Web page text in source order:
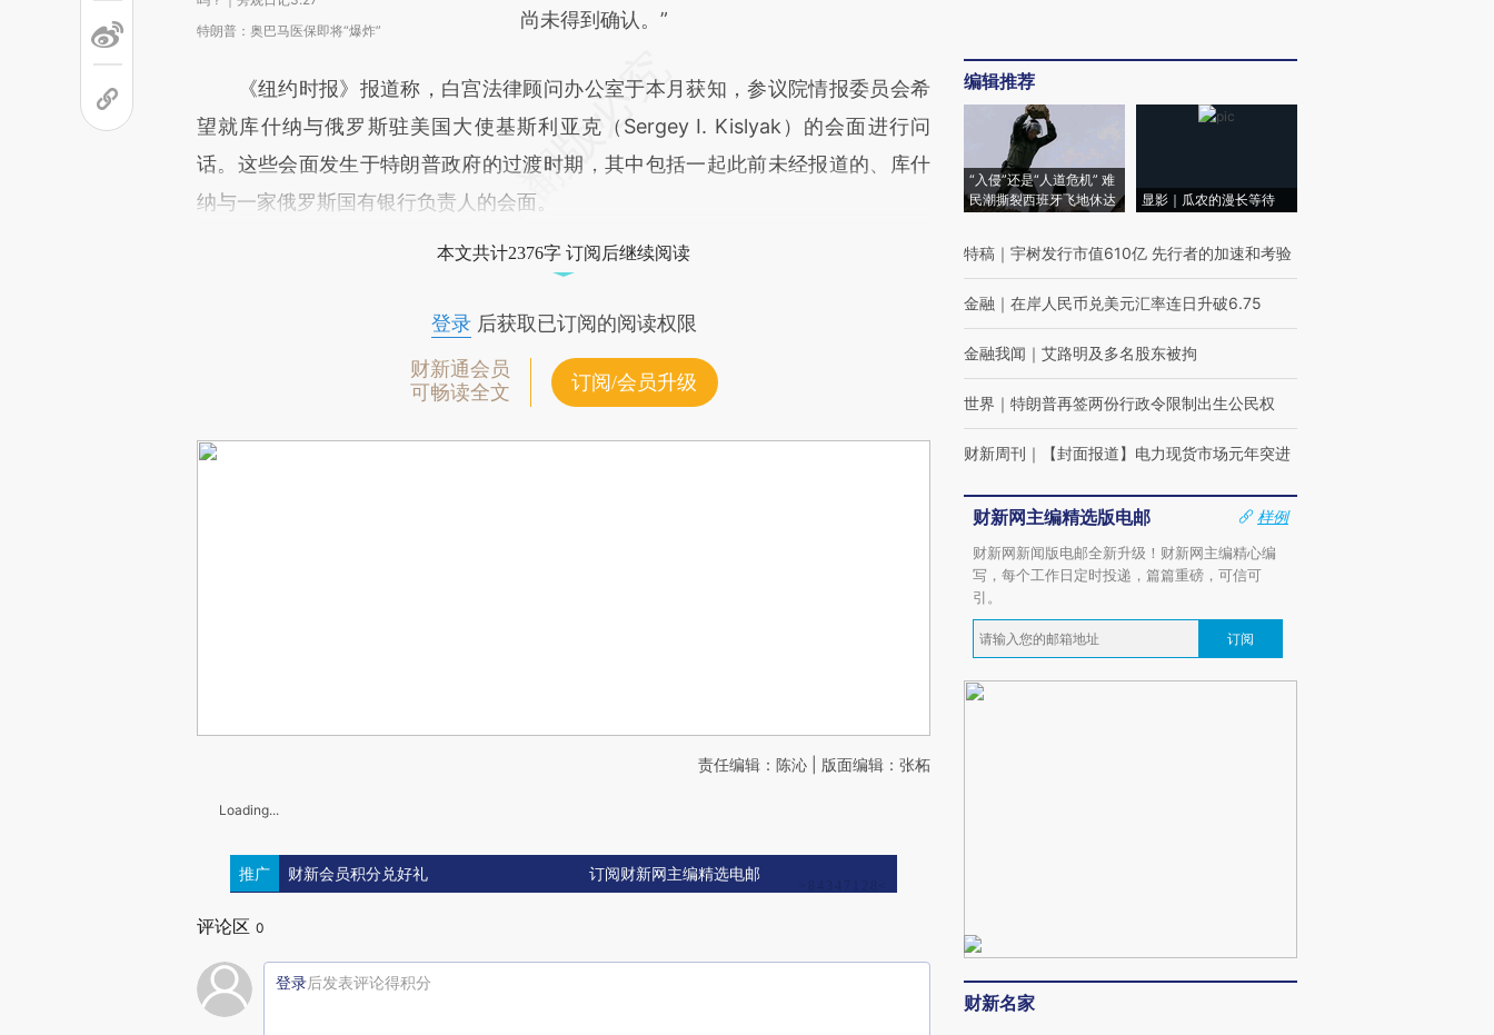
特朗普：奥巴马医保即将“爆炸”
尚未得到确认。”
《纽约时报》报道称，白宫法律顾问办公室于本月获知，参议院情报委员会希
望就库什纳与俄罗斯驻美国大使基斯利亚克（Sergey I. Kislyak）的会面进行问
话。这些会面发生于特朗普政府的过渡时期，其中包括一起此前未经报道的、库什
纳与一家俄罗斯国有银行负责人的会面。
本文共计2376字 订阅后继续阅读
登录后获取已订阅的阅读权限
财新通会员
可畅读全文
订阅/会员升级
责任编辑：陈沁 | 版面编辑：张柘
Loading...
推广 财新会员积分兑好礼 订阅财新网主编精选电邮
评论区 0
登录后发表评论得积分
编辑推荐
“入侵”还是“人道危机” 难
民潮撕裂西班牙飞地休达
显影｜瓜农的漫长等待
特稿 ｜ 宇树发行市值610亿 先行者的加速和考验
金融 ｜ 在岸人民币兑美元汇率连日升破6.75
金融我闻 ｜ 艾路明及多名股东被拘
世界 ｜ 特朗普再签两份行政令限制出生公民权
财新周刊 ｜ 【封面报道】电力现货市场元年突进
财新网主编精选版电邮
样例
财新网新闻版电邮全新升级！财新网主编精心编
写，每个工作日定时投递，篇篇重磅，可信可
引。
订阅
财新名家